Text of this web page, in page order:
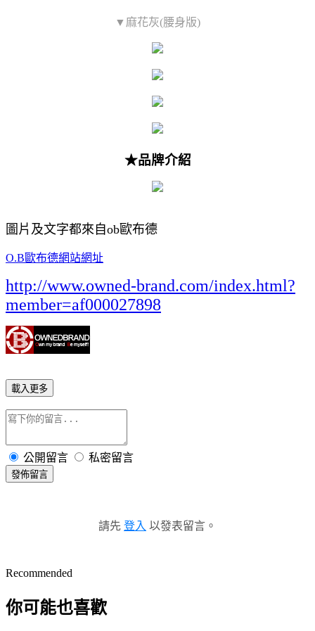
▼麻花灰(腰身版)
★品牌介紹
圖片及文字都來自ob歐布德
O.B歐布德網站網址
http://www.owned-brand.com/index.html?
member=af000027898
載入更多
公開留言 私密留言
發佈留言
請先 登入 以發表留言。
Recommended
你可能也喜歡